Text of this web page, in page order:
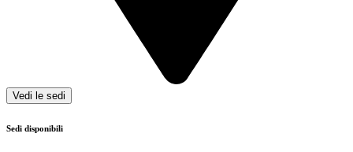
Vedi le sedi
Sedi disponibili